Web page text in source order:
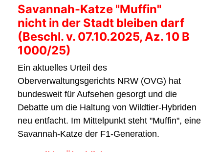
Savannah-Katze "Muffin"
nicht in der Stadt bleiben darf
(Beschl. v. 07.10.2025, Az. 10 B
1000/25)
Ein aktuelles Urteil des
Oberverwaltungsgerichts NRW (OVG) hat
bundesweit für Aufsehen gesorgt und die
Debatte um die Haltung von Wildtier-Hybriden
neu entfacht. Im Mittelpunkt steht "Muffin", eine
Savannah-Katze der F1-Generation.